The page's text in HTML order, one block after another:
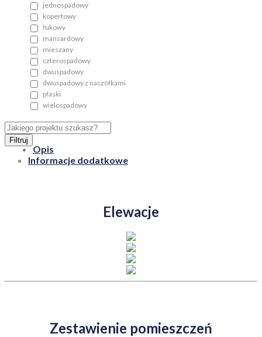
jednospadowy
kopertowy
łukowy
mansardowy
mieszany
czterospadowy
dwuspadowy
dwuspadowy z naczółkami
płaski
wielospadowy
Filtruj
Opis
Informacje dodatkowe
Elewacje
Zestawienie pomieszczeń